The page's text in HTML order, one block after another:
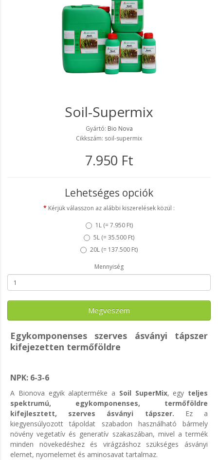
Soil-Supermix
Gyártó: Bio Nova
Cikkszám: soil-supermix
7.950 Ft
Lehetséges opciók
Kérjük válasszon az alábbi kiszerelések közül :
1L (= 7.950 Ft)
5L (= 35.500 Ft)
20L (= 137.500 Ft)
Mennyiség
Megveszem
Egykomponenses szerves ásványi tápszer
kifejezetten termőföldre
NPK: 6-3-6
A Bionova egyik alapterméke a Soil SuperMix, egy teljes
spektrumú, egykomponenses, termőföldre
kifejlesztett, szerves ásványi tápszer. Ez a
kiegyensúlyozott tápoldat szabadon használható bármely
növény vegetatív és generatív szakaszában, mivel a termék
minden növekedéshez és virágzáshoz szükséges ásványi
elemet, nyomelemet és aminosavat tartalmaz.